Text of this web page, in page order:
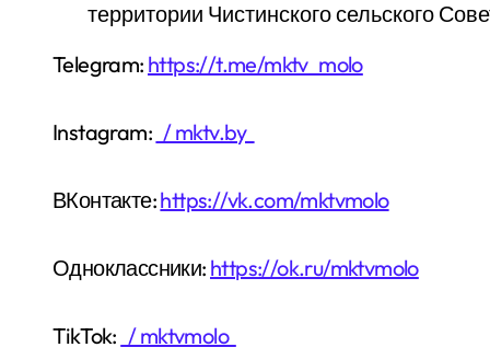
территории Чистинского сельского
Telegram: https://t.me/mktv_molo
Instagram: / mktv.by
ВКонтакте:https://vk.com/mktvmolo
Одноклассники: https://ok.ru/mktvmolo
TikTok: / mktvmolo